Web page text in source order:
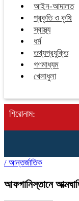
আইন-আদালত
প্রকৃতি ও কৃষি
স্বাস্থ্য
ধর্ম
তথ্যপ্রযুক্তি
গণমাধ্যম
খেলাধুলা
শিরোনাম:
/ আন্তর্জাতিক
আফগানিস্তানে